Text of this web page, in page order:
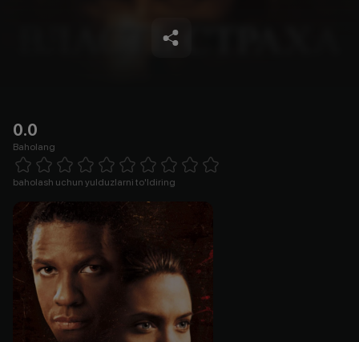
0.0
Baholang
1 Star 2 Stars 3 Stars 4 Stars5 Stars 6 Stars7 Stars8 Stars
baholash uchun yulduzlarni to'ldiring